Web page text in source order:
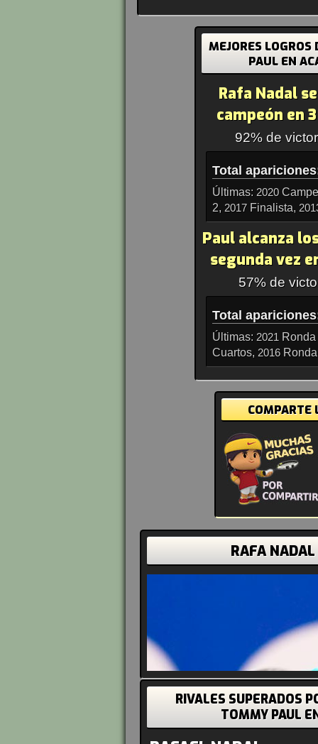
MEJORES LOGROS
PAUL EN
Rafa Nadal
campeón en
92% de
Total
Últimas: 2020
2, 2017 Finalista,
Paul alcanza
segunda vez
57% de
Total
Últimas: 2021
Cuartos, 2016
COMPARTE
RAFA
RIVALES SUPERADOS
TOMMY PAUL